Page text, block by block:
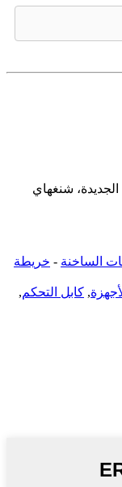
الجديدة، شنغهاي
الساخنة - خريطة
, كابل التحكم,